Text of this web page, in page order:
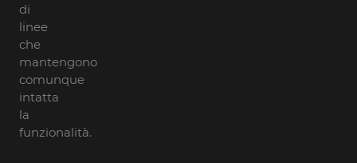
di
linee
che
mantengono
comunque
intatta
la
funzionalità.